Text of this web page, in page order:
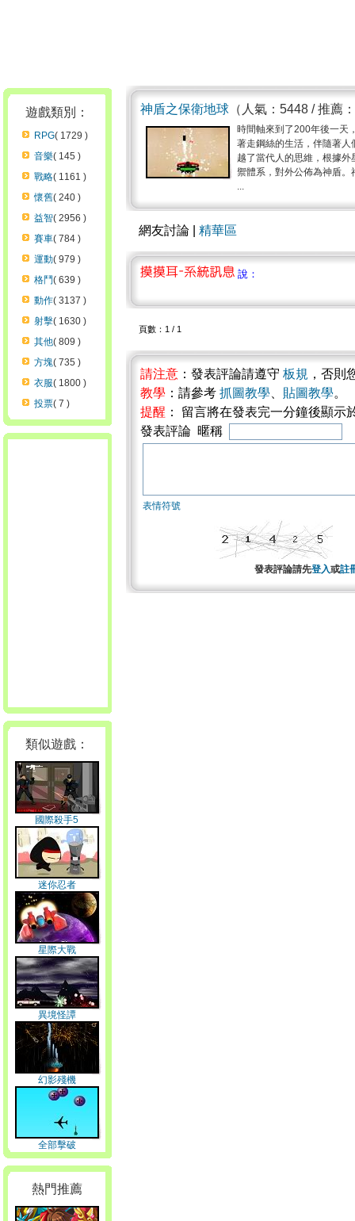
遊戲類別：
RPG( 1729 )
音樂( 145 )
戰略( 1161 )
懷舊( 240 )
益智( 2956 )
賽車( 784 )
運動( 979 )
格鬥( 639 )
動作( 3137 )
射擊( 1630 )
其他( 809 )
方塊( 735 )
衣服( 1800 )
投票( 7 )
類似遊戲：
國際殺手5
迷你忍者
星際大戰
異境怪譚
幻影殘機
全部擊破
熱門推薦
神盾之保衛地球 （人氣：5448 / 推薦
時間軸來到了200年後一天
著走鋼絲的生活，伴隨著
越了當代人的思維，根據
禦體系，對外公佈為神盾
...
網友討論 | 精華區
說：
頁數：1 / 1
請注意 ：發表評論請遵守 板規 ，否則
教學 ：請參考 抓圖教學 貼圖教學。
提醒 ： 留言將在發表完一分鐘後顯
發表評論 暱稱
表情符號
發表評論請先登入或註